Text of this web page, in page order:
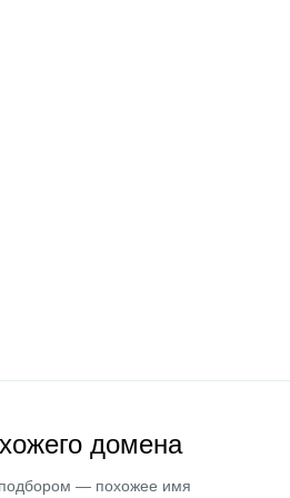
домена
— похожее имя